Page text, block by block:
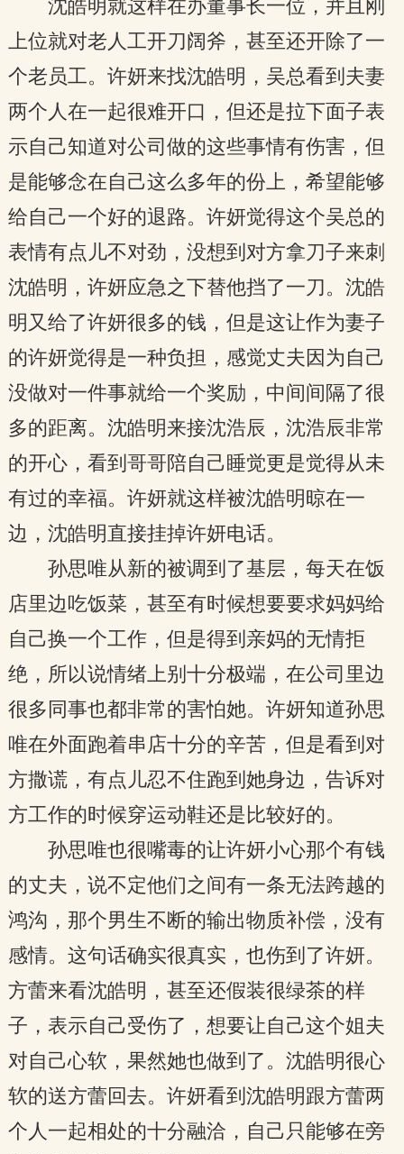
沈皓明就这样在办董事长一位，并且刚
上位就对老人工开刀阔斧，甚至还开除了一
个老员工。许妍来找沈皓明，吴总看到夫妻
两个人在一起很难开口，但还是拉下面子表
示自己知道对公司做的这些事情有伤害，但
是能够念在自己这么多年的份上，希望能够
给自己一个好的退路。许妍觉得这个吴总的
表情有点儿不对劲，没想到对方拿刀子来刺
沈皓明，许妍应急之下替他挡了一刀。沈皓
明又给了许妍很多的钱，但是这让作为妻子
的许妍觉得是一种负担，感觉丈夫因为自己
没做对一件事就给一个奖励，中间间隔了很
多的距离。沈皓明来接沈浩辰，沈浩辰非常
的开心，看到哥哥陪自己睡觉更是觉得从未
有过的幸福。许妍就这样被沈皓明晾在一
边，沈皓明直接挂掉许妍电话。
孙思唯从新的被调到了基层，每天在饭
店里边吃饭菜，甚至有时候想要要求妈妈给
自己换一个工作，但是得到亲妈的无情拒
绝，所以说情绪上别十分极端，在公司里边
很多同事也都非常的害怕她。许妍知道孙思
唯在外面跑着串店十分的辛苦，但是看到对
方撒谎，有点儿忍不住跑到她身边，告诉对
方工作的时候穿运动鞋还是比较好的。
孙思唯也很嘴毒的让许妍小心那个有钱
的丈夫，说不定他们之间有一条无法跨越的
鸿沟，那个男生不断的输出物质补偿，没有
感情。这句话确实很真实，也伤到了许妍。
方蕾来看沈皓明，甚至还假装很绿茶的样
子，表示自己受伤了，想要让自己这个姐夫
对自己心软，果然她也做到了。沈皓明很心
软的送方蕾回去。许妍看到沈皓明跟方蕾两
个人一起相处的十分融洽，自己只能够在旁